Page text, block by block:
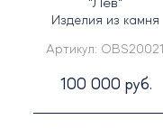
"Лев"
Изделия из камня
Артикул: OBS20021
100 000 руб.